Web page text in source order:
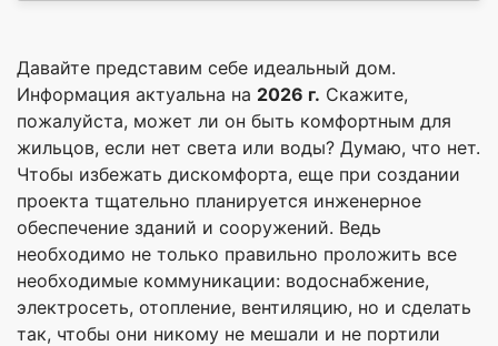
Давайте представим себе идеальный дом.
Информация актуальна на 2026 г. Скажите,
пожалуйста, может ли он быть комфортным для
жильцов, если нет света или воды? Думаю, что нет.
Чтобы избежать дискомфорта, еще при создании
проекта тщательно планируется инженерное
обеспечение зданий и сооружений. Ведь
необходимо не только правильно проложить все
необходимые коммуникации: водоснабжение,
электросеть, отопление, вентиляцию, но и сделать
так, чтобы они никому не мешали и не портили